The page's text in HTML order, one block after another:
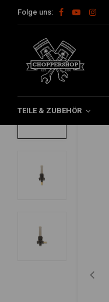
Folge uns:
TEILE & ZUBEHÖR
Home HD Tanks &
22mm Late-
0/5 (0